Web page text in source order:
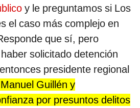
y le preguntamos si Los
el caso más complejo en
que sí, pero
solicitado detención
presidente regional
Guillén y
por presuntos delitos